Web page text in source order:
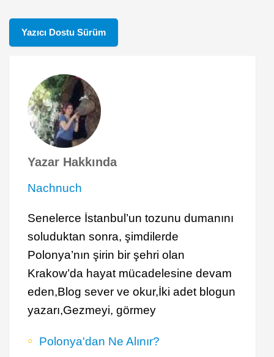
Yazıcı Dostu Sürüm
Yazar Hakkında
Nachnuch
Senelerce İstanbul’un tozunu dumanını
soluduktan sonra, şimdilerde
Polonya’nın şirin bir şehri olan
Krakow’da hayat mücadelesine devam
eden,Blog sever ve okur,İki adet blogun
yazarı,Gezmeyi, görmey
Polonya'dan Ne Alınır?